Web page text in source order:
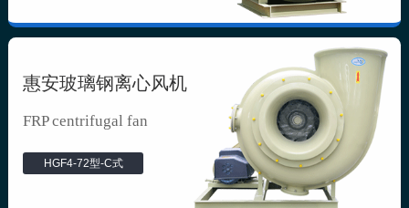
惠安玻璃钢离心风机
FRP centrifugal fan
HGF4-72型-C式